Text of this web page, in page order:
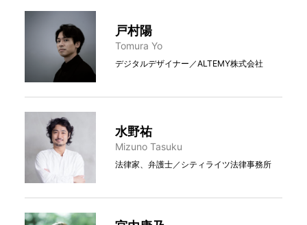
戸村陽
Tomura Yo
デジタルデザイナー／ALTEMY株式会社
水野祐
Mizuno Tasuku
法律家、弁護士／シティライツ法律事務所